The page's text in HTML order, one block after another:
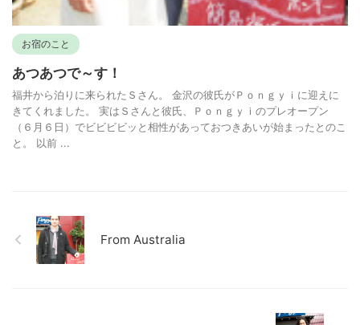
お宿のこと
あつあつで～す！
福井から泊りに来られたＳさん。 金沢の彼氏がＰｏｎｇｙｉに迎えに
きてくれました。 実はＳさんと彼氏、Ｐｏｎｇｙｉのプレオープン
（６月６日）でビビビビッと相性があっておつきあいが始まったとのこ
と。 以前 ...
From Australia